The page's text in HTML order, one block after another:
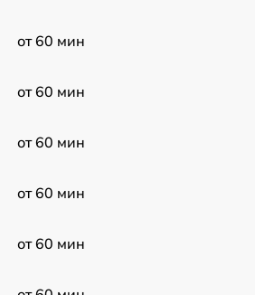
от 60 мин
от 60 мин
от 60 мин
от 60 мин
от 60 мин